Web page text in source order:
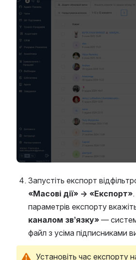
«Масові дії» → «Експорт»
параметрів експорту
каналом зв’язку» —
файл з усіма підписниками
Установіть час експорту